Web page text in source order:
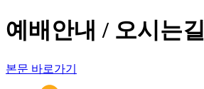
예배안내 / 오시는길
본문 바로가기